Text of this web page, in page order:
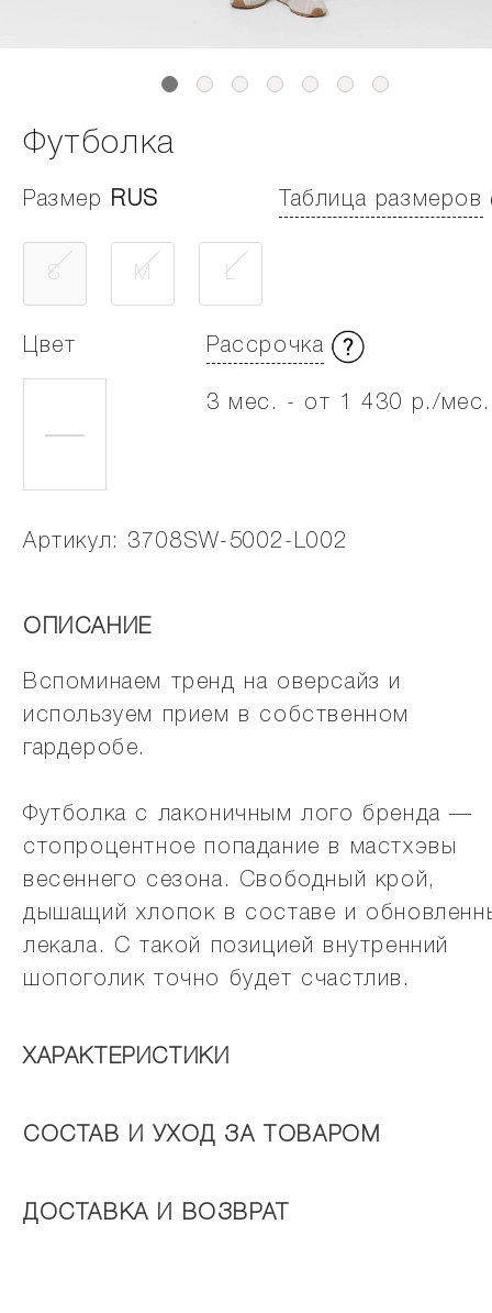
Футболка
Размер RUS Таблица размеров
S M L
Цвет Рассрочка
3 мес. - от 1 430 р./мес.
Артикул: 3708SW-5002-L002
ОПИСАНИЕ
Вспоминаем тренд на оверсайз и
используем прием в собственном
гардеробе.
Футболка с лаконичным лого бренда —
стопроцентное попадание в мастхэвы
весеннего сезона. Свободный крой,
дышащий хлопок в составе и
лекала. С такой позицией внутренний
шопоголик точно будет счастлив.
ХАРАКТЕРИСТИКИ
СОСТАВ И УХОД ЗА ТОВАРОМ
ДОСТАВКА И ВОЗВРАТ